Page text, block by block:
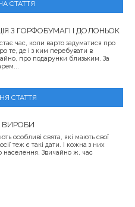
СТАТТЯ
З ГОРФОБУМАГІ І ДОЛОНЬОК
час, коли варто задуматися про
те, де і з ким перебувати в
про подарунки близьким. За
СТАТТЯ
ВИРОБИ
особливі свята, які мають свої
теж є такі дати. І кожна з них
населення. Звичайно ж, час